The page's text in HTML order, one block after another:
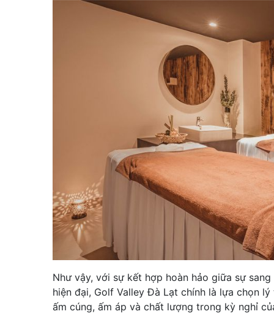
Như vậy, với sự kết hợp hoàn hảo giữa sự
hiện đại, Golf Valley Đà Lạt chính là lựa chọn
ấm cúng, ấm áp và chất lượng trong kỳ nghỉ